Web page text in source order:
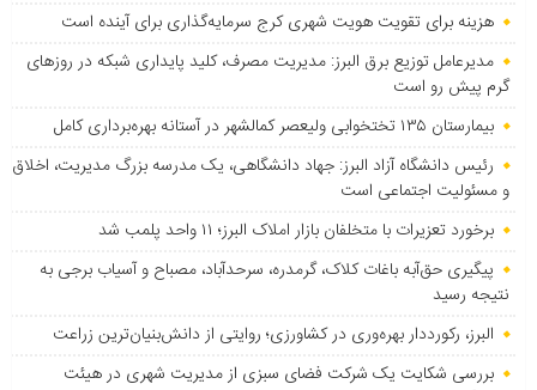
هزینه برای تقویت هویت شهری کرج سرمایه‌گذاری برای آینده است
مدیرعامل توزیع برق البرز: مدیریت مصرف، کلید پایداری شبکه در روزهای
گرم پیش رو است
بیمارستان ۱۳۵ تختخوابی ولیعصر کمالشهر در آستانه بهره‌برداری کامل
رئیس دانشگاه آزاد البرز: جهاد دانشگاهی، یک مدرسه بزرگ مدیریت، اخلاق
و مسئولیت اجتماعی است
برخورد تعزیرات با متخلفان بازار املاک البرز؛ ۱۱ واحد پلمب شد
پیگیری حق‌آبه باغات کلاک، گرمدره، سرحدآباد، مصباح و آسیاب برجی به
نتیجه رسید
البرز، رکورددار بهره‌وری در کشاورزی؛ روایتی از دانش‌بنیان‌ترین زراعت
بررسی شکایت یک شرکت فضای سبزی از مدیریت شهری در هیئت